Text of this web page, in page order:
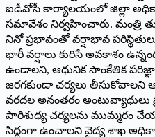
ఐడీవోసీ కార్యాలయంలో జిల్లా
సమావేశం నిర్వహించారు. మంత్రి
నినో ప్రభావంతో వర్షాభావ
భారీ వర్షాలు కురిసే అవకాశం
ఉండాలని, ఆధునిక సాంకేతిక
జరగకుండా చర్యలు తీసుకోవాలని
వరదల అనంతరం అంటువ్యాధులు
పారిశుధ్య చర్యలను ముమ్మరం
సిద్ధంగా ఉంచాలని వైద్య శాఖ